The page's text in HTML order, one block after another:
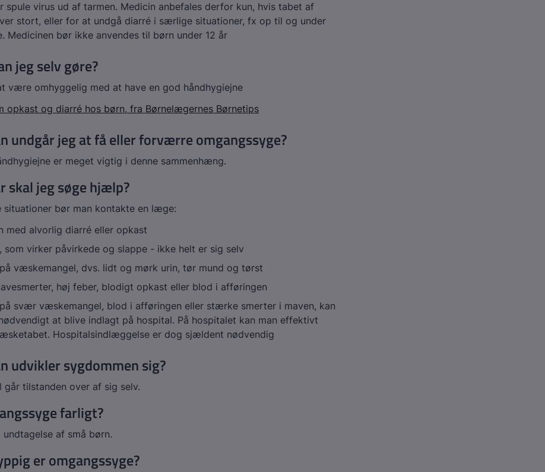
spule virus ud af tarmen. Medicin anbefales derfor kun, hvis tabet af
stort, eller for at undgå diarré i særlige situationer, fx op til og under
Medicinen bør ikke anvendes til børn under 12 år
jeg selv gøre?
være omhyggelig med at have en god håndhygiejne
opkast og diarré hos børn, fra Børnelægernes Børnetips
undgår jeg at få eller forværre omgangssyge?
er meget vigtig i denne sammenhæng.
skal jeg søge hjælp?
situationer bør man kontakte en læge:
med alvorlig diarré eller opkast
som virker påvirkede og slappe - ikke helt er sig selv
væskemangel, dvs. lidt og mørk urin, tør mund og tørst
høj feber, blodigt opkast eller blod i afføringen
svær væskemangel, blod i afføringen eller stærke smerter i maven, kan
at blive indlagt på hospital. På hospitalet kan man effektivt
Hospitalsindlæggelse er dog sjældent nødvendig
udvikler sygdommen sig?
går tilstanden over af sig selv.
farligt?
undtagelse af små børn.
er omgangssyge?